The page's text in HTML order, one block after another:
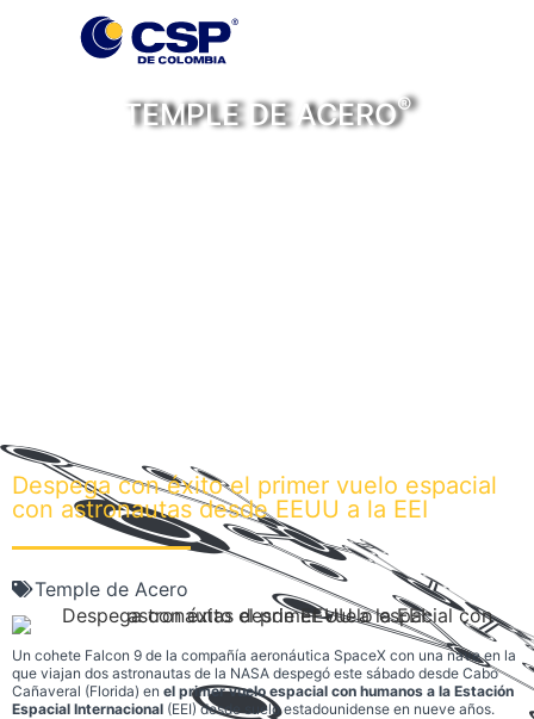
TEMPLE DE ACERO®
Despega con éxito el primer vuelo espacial
con astronautas desde EEUU a la EEI
Temple de Acero
Un cohete Falcon 9 de la compañía aeronáutica SpaceX con una nave en la
que viajan dos astronautas de la NASA despegó este sábado desde Cabo
Cañaveral (Florida) en el primer vuelo espacial con humanos a la Estación
Espacial Internacional (EEI) desde suelo estadounidense en nueve años.